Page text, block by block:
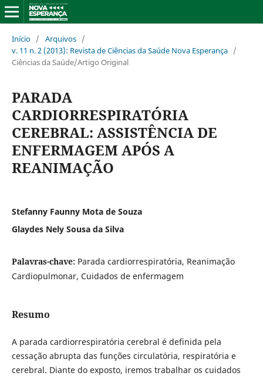
Início / Arquivos /
v. 11 n. 2 (2013): Revista de Ciências da Saúde Nova Esperança /
Ciências da Saúde/Artigo Original
PARADA
CARDIORRESPIRATÓRIA
CEREBRAL: ASSISTÊNCIA DE
ENFERMAGEM APÓS A
REANIMAÇÃO
Stefanny Faunny Mota de Souza
Glaydes Nely Sousa da Silva
Palavras-chave: Parada cardiorrespiratória, Reanimação
Cardiopulmonar, Cuidados de enfermagem
Resumo
A parada cardiorrespiratória cerebral é definida pela
cessação abrupta das funções circulatória, respiratória e
cerebral. Diante do exposto, iremos trabalhar os cuidados